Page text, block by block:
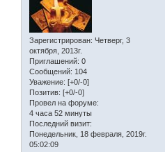
Зарегистрирован: Четверг, 3
октября, 2013г.
Приглашений: 0
Сообщений: 104
Уважение: [+0/-0]
Позитив: [+0/-0]
Провел на форуме:
4 часа 52 минуты
Последний визит:
Понедельник, 18 февраля, 2019г.
05:02:09